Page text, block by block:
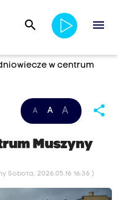
search menu
w centrum
A A A share
Muszyny
Sobota, 2026.05.16 16:36 )